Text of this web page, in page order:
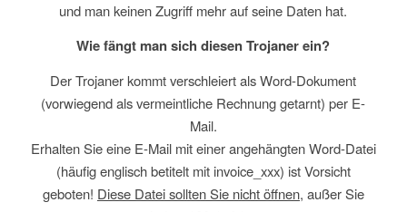
und man keinen Zugriff mehr auf seine Daten hat.
Wie fängt man sich diesen Trojaner ein?
Der Trojaner kommt verschleiert als Word-Dokument
(vorwiegend als vermeintliche Rechnung getarnt) per E-
Mail.
Erhalten Sie eine E-Mail mit einer angehängten Word-Datei
(häufig englisch betitelt mit invoice_xxx) ist Vorsicht
geboten! Diese Datei sollten Sie nicht öffnen, außer Sie